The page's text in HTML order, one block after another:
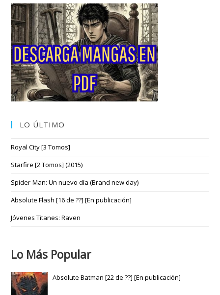
LO ÚLTIMO
Royal City [3 Tomos]
Starfire [2 Tomos] (2015)
Spider-Man: Un nuevo día (Brand new day)
Absolute Flash [16 de ??] [En publicación]
Jóvenes Titanes: Raven
Lo Más Popular
Absolute Batman [22 de ??] [En publicación]